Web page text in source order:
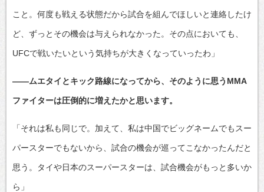
こと。何度も戦える状態だから試合を組んでほしいと連絡したけ
ど、ずっとその機会は与えられなかった。その点においても、
UFCで戦いたいという気持ちが大きくなっていったわ」
――ムエタイとキック路線になってから、そのように思うMMA
ファイターは圧倒的に増えたかと思います。
「それは私も同じで。加えて、私は中国でビッグネームでもスー
パースターでもないから、試合の機会が巡ってこなかったんだと
思う。タイや日本のスーパースターは、試合機会がもっと多いか
ら」